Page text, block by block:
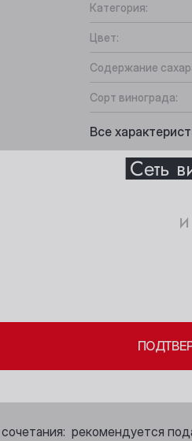
Категория:
Цвет:
Содержание
Сорт винограда:
Все
Вкус:
Подходит к:
сортовыми
гармоничный, с легкой
рекомендуется
Выберите ваш
Сеть
и